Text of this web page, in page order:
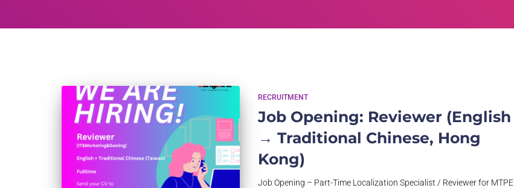
RECRUITMENT
Job Opening: Reviewer (English
→ Traditional Chinese, Hong
Kong)
Job Opening – Part-Time Localization Specialist / Reviewer for MTPE